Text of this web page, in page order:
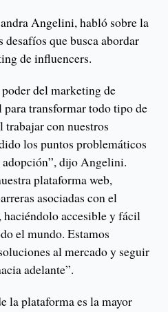
Angelini, habló sobre la
que busca abordar
de influencers.
del marketing de
transformar todo tipo de
trabajar con nuestros
los puntos problemáticos
adopción”, dijo Angelini.
plataforma web,
asociadas con el
accesible y fácil
el mundo. Estamos
al mercado y seguir
adelante”.
la plataforma es la mayor